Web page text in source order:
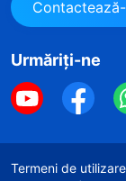
Urmăriți-ne
Termeni de utilizare